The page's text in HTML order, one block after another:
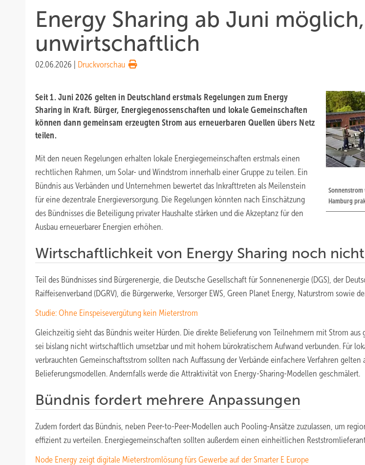
Energy Sharing ab Juni
unwirtschaftlich
02.06.2026 Druckvorschau
Hamburg
Seit 1. Juni 2026 gelten in Deutschland erstmals Regelungen zum Energy
Sharing in Kraft. Bürger, Energiegenossenschaften und lokale Gemeinschaften
können dann gemeinsam erzeugten Strom aus erneuerbaren Quellen übers Netz
teilen.
Mit den neuen Regelungen erhalten lokale Energiegemeinschaften erstmals einen
rechtlichen Rahmen, um Solar- und Windstrom innerhalb einer Gruppe zu teilen. Ein
Bündnis aus Verbänden und Unternehmen bewertet das Inkrafttreten als Meilenstein
für eine dezentrale Energieversorgung. Die Regelungen könnten nach Einschätzung
des Bündnisses die Beteiligung privater Haushalte stärken und die Akzeptanz für den
Ausbau erneuerbarer Energien erhöhen.
Wirtschaftlichkeit von Energy Sharing noch
Teil des Bündnisses sind Bürgerenergie, die Deutsche Gesellschaft für Sonnenenergie (DGS), der
Raiffeisenverband (DGRV), die Bürgerwerke, Versorger EWS, Green Planet Energy, Naturstrom sowie
Studie: Ohne Einspeisevergütung kein Mieterstrom
Gleichzeitig sieht das Bündnis weiter Hürden. Die direkte Belieferung von Teilnehmern mit Strom
sei bislang nicht wirtschaftlich umsetzbar und mit hohem bürokratischem Aufwand verbunden. Für
verbrauchten Gemeinschaftsstrom sollten nach Auffassung der Verbände einfachere Verfahren gelten
Belieferungsmodellen. Andernfalls werde die Attraktivität von Energy-Sharing-Modellen geschmälert.
Bündnis fordert mehrere Anpassungen
Zudem fordert das Bündnis, neben Peer-to-Peer-Modellen auch Pooling-Ansätze zuzulassen, um
effizient zu verteilen. Energiegemeinschaften sollten außerdem einen einheitlichen
Node Energy zeigt digitale Mieterstromlösung fürs Gewerbe auf der Smarter E Europe